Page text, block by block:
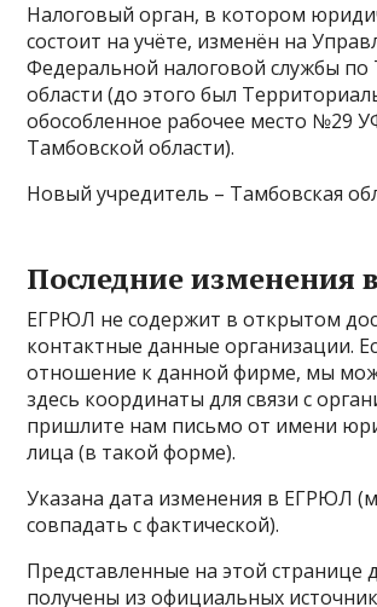
Налоговый орган, в котором
состоит на учёте, изменён на
Федеральной налоговой службы по
области (до этого был
обособленное рабочее место №29
Тамбовской области).
Новый учредитель – Тамбовская
Последние изменения
ЕГРЮЛ не содержит в открытом
контактные данные организации.
отношение к данной фирме, мы
здесь координаты для связи с
пришлите нам письмо от имени
лица (в такой форме).
Указана дата изменения в ЕГРЮЛ
совпадать с фактической).
Представленные на этой странице
получены из официальных